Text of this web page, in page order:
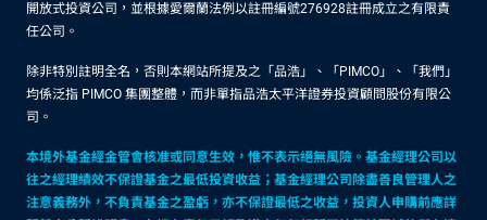
開放式投資公司，並根據愛爾蘭法例以註冊編號276928註冊成立之有限責
任公司。
除非特別註明全名，否則本網站所提及之「品浩」、「PIMCO」、「我們」
均係泛指 PIMCO 集團整體，而非單指品浩太平洋證券投資顧問股份有限公
司。
本境外基金經金管會核准或同意生效，惟不表示絕無風險。基金經理公司以
往之經理績效不保證基金之最低投資收益；基金經理公司除盡善良管理人之
注意義務外，不負責基金之盈虧，亦不保證最低之收益，投資人申購前應詳